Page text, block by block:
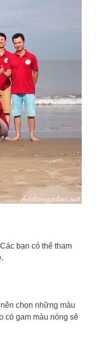
bạn có thể tham
chọn những màu
có gam màu nóng sẽ